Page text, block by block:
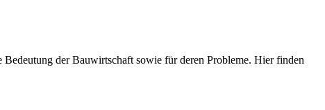
der Bauwirtschaft sowie für deren Probleme. Hier finden